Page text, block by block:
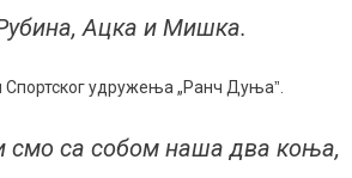
Ацка и Мишка.
удружења „Ранч Дуњаˮ.
смо са собом наша два коња,